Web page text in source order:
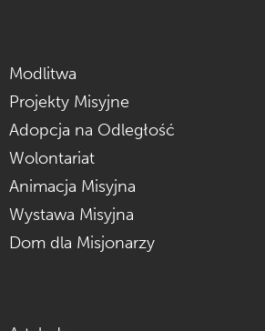
Modlitwa
Projekty Misyjne
Adopcja na Odległość
Wolontariat
Animacja Misyjna
Wystawa Misyjna
Dom dla Misjonarzy